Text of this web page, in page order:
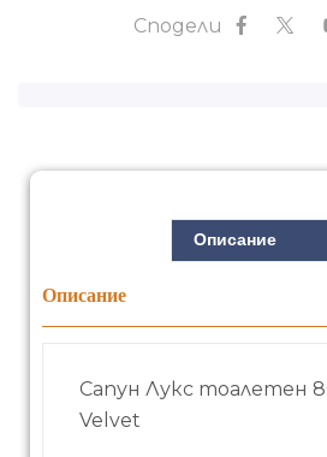
Сподели
Описание
Описание
Сапун Лукс тоалетен
Velvet